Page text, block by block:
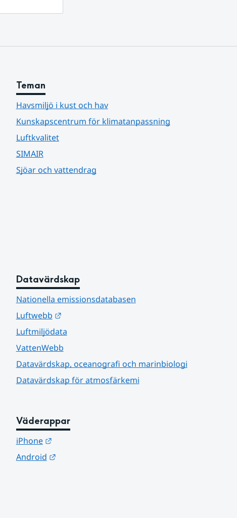
Teman
Havsmiljö i kust och hav
Kunskapscentrum för klimatanpassning
Luftkvalitet
SIMAIR
Sjöar och vattendrag
Datavärdskap
Nationella emissionsdatabasen
Luftwebb
Länk till annan webbplats.
Luftmiljödata
VattenWebb
Datavärdskap, oceanografi och marinbiologi
Datavärdskap för atmosfärkemi
Väderappar
iPhone
Länk till annan webbplats.
Android
Länk till annan webbplats.